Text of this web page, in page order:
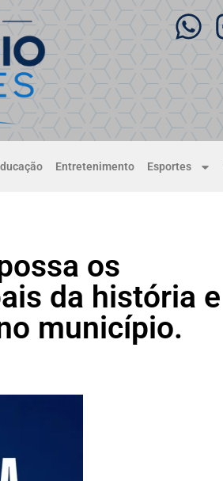
Entretenimento Esportes
os
da história e
município.